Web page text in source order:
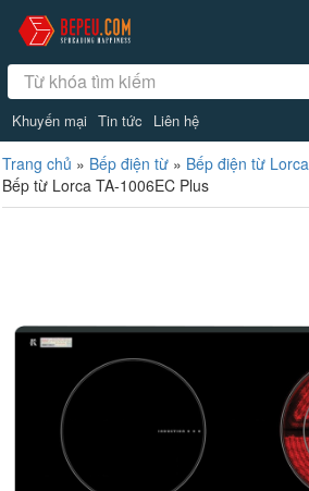
Khuyến mại Tin tức Liên hệ
Trang chủ » Bếp điện từ » Bếp điện từ Lorca
Bếp từ Lorca TA-1006EC Plus